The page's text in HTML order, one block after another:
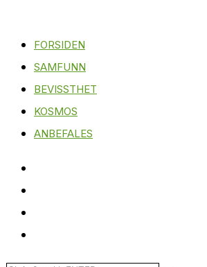
FORSIDEN
SAMFUNN
BEVISSTHET
KOSMOS
ANBEFALES